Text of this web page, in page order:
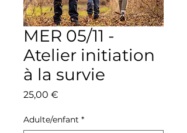
MER 05/11 -
Atelier initiation
à la survie
25,00 €
Adulte/enfant *